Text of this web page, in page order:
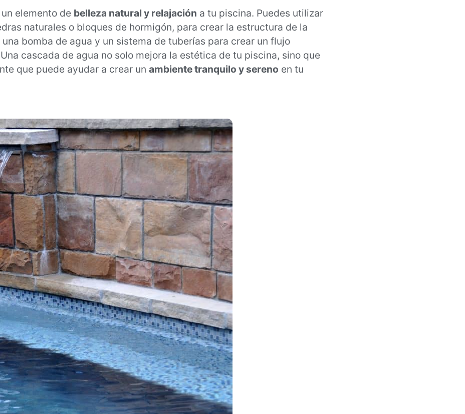
elemento de belleza natural y relajación a tu piscina. Puedes utilizar
naturales o bloques de hormigón, para crear la estructura de la
bomba de agua y un sistema de tuberías para crear un flujo
cascada de agua no solo mejora la estética de tu piscina, sino que
que puede ayudar a crear un ambiente tranquilo y sereno en tu